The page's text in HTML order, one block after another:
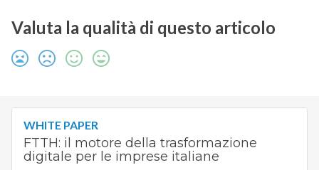
Valuta la qualità di questo articolo
WHITE PAPER
FTTH: il motore della trasformazione
digitale per le imprese italiane